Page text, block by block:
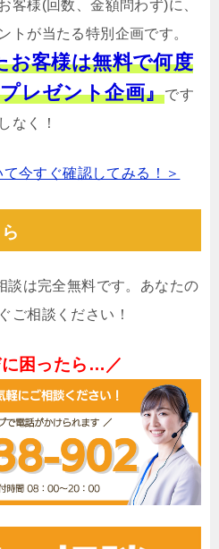
客様(回数、金額問わず)に、
トが当たる特別企画です。
お客様は無料で何度
レゼント企画』です
なく！
今すぐ確認してみる！＞
談は完全無料です。あなたの
ご相談ください！
困ったら…／